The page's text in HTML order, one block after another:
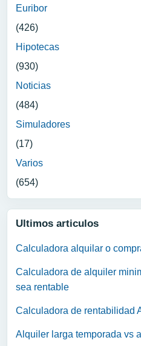
Euribor
(426)
Hipotecas
(930)
Noticias
(484)
Simuladores
(17)
Varios
(654)
Ultimos articulos
Calculadora alquilar o
Calculadora de alquiler
sea rentable
Calculadora de rentabilidad
Alquiler larga temporada vs